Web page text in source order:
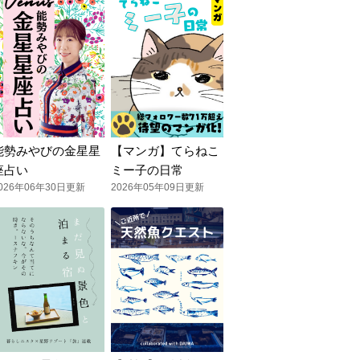
勢みやびの金星星
占い
年06年30日更新
【マンガ】てらねこ
ミー子の日常
2026年05年09日更新